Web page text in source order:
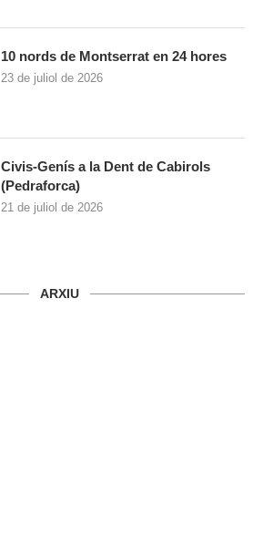
10 nords de Montserrat en 24 hores
23 de juliol de 2026
Civis-Genís a la Dent de Cabirols
(Pedraforca)
21 de juliol de 2026
ARXIU